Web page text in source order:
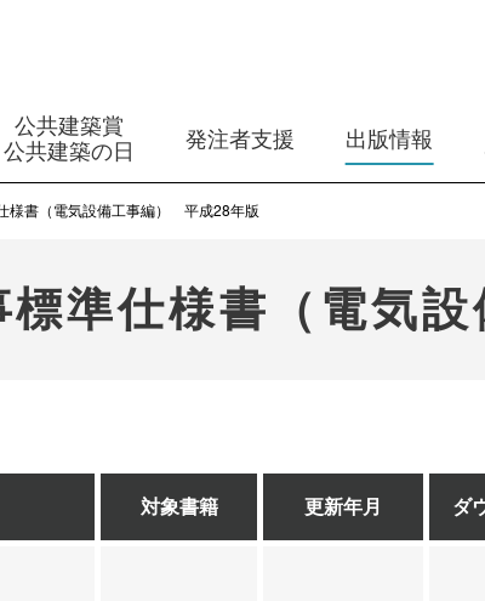
公共建築賞
公共建築の日
発注者支援 出版情報
様書（電気設備工事編） 平成28年版
標準仕様書（電気
対象書籍 更新年月 ダ